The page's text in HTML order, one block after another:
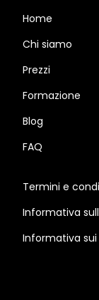
Home
Chi siamo
Prezzi
Formazione
Blog
FAQ
Termini e
Informativa
Informativa sui